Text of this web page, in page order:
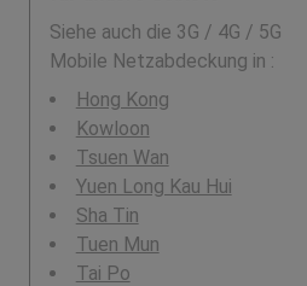
Siehe auch die 3G / 4G / 5G
Mobile Netzabdeckung in :
Hong Kong
Kowloon
Tsuen Wan
Yuen Long Kau Hui
Sha Tin
Tuen Mun
Tai Po